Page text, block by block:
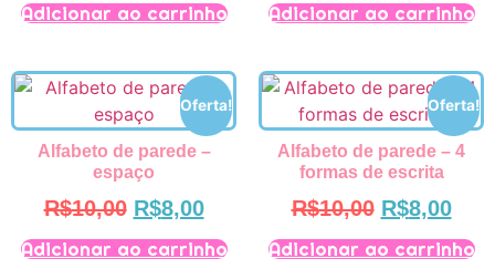
Adicionar ao carrinho
Adicionar ao carrinho
Oferta!
Alfabeto de parede –
espaço
R$10,00 R$8,00
Adicionar ao carrinho
Oferta!
Alfabeto de parede – 4
formas de escrita
R$10,00 R$8,00
Adicionar ao carrinho